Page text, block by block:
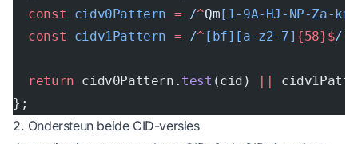
  const
cidv0Pattern = /^Qm[1-9A-HJ-NP-Za-
  const
cidv1Pattern = /^ [bf][a-z2-7] {58}$/
  return
cidv0Pattern. test (cid) ||
};
2. Ondersteun beide CID-versies